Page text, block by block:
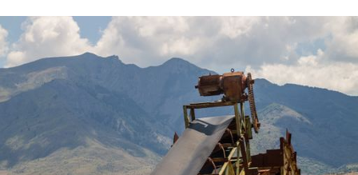
per
la
nel
il
o